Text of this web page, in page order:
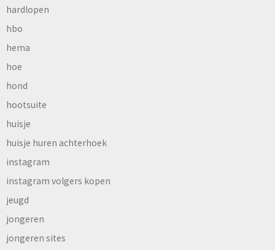
hardlopen
hbo
hema
hoe
hond
hootsuite
huisje
huisje huren achterhoek
instagram
instagram volgers kopen
jeugd
jongeren
jongeren sites